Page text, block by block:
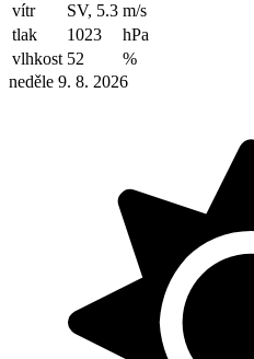
vítr
SV, 5.3 m/s
tlak
1023
hPa
vlhkost 52
%
neděle 9. 8. 2026